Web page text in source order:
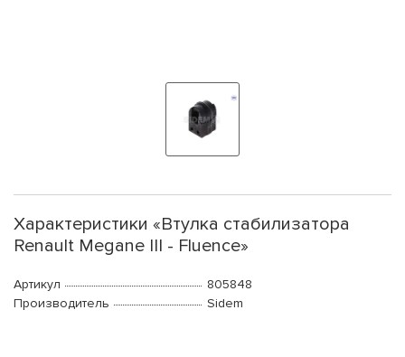
Характеристики «Втулка стабилизатора
Renault Megane III - Fluence»
Артикул
805848
Производитель
Sidem